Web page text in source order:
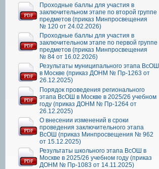
Проходные баллы для участия в
заключительном этапе по второй группе
предметов (приказ Минпросвещения
№ 120 от 24.02.2026)
Проходные баллы для участия в
заключительном этапе по первой группе
предметов (приказ Минпросвещения
№ 84 от 16.02.2026)
Результаты муниципального этапа ВсОШ
в Москве (приказ ДОНМ № Пр-1263 от
26.12.2025)
Порядок проведения регионального
этапа ВсОШ в Москве в 2025/26 учебном
году (приказ ДОНМ № Пр-1264 от
26.12.2025)
О внесении изменений в сроки
проведения заключительного этапа
ВсОШ (приказ Минпросвещения № 962
от 15.12.2025)
Результаты школьного этапа ВсОШ в
Москве в 2025/26 учебном году (приказ
ДОНМ № Пр-1083 от 14.11.2025)